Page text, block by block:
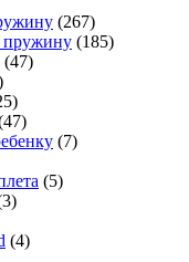
(267)
пружину (185)
(47)
(7)
(5)
(4)